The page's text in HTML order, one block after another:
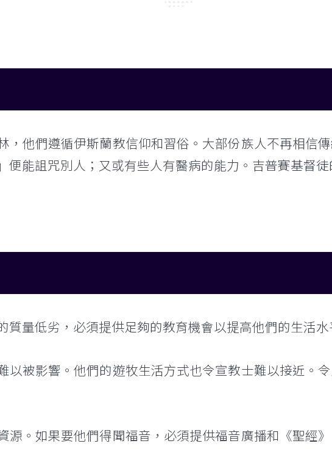
，他們遵循伊斯蘭教信仰和習俗。大部份族人不再相信
便能詛咒別人；又或有些人有醫病的能力。吉普賽基督徒
質量低劣，必須提供足夠的教育機會以提高他們的生活水
以被影響。他們的遊牧生活方式也令宣教士難以接近。
源。如果要他們得聞福音，必須提供福音廣播和《聖經